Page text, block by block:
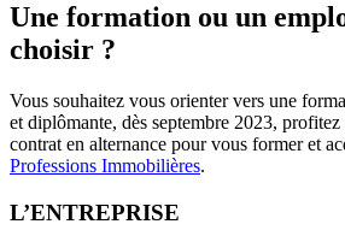
Une formation ou un
choisir ?
Vous souhaitez vous orienter vers une
et diplômante, dès septembre 2023, profitez
contrat en alternance pour vous former et
Professions Immobilières.
L’ENTREPRISE